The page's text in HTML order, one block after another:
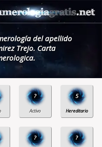
del apellido
Trejo. Carta
? 5
? ?